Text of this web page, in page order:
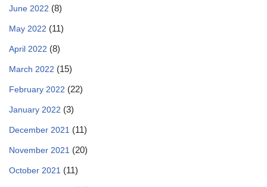
June 2022 (8)
May 2022 (11)
April 2022 (8)
March 2022 (15)
February 2022 (22)
January 2022 (3)
December 2021 (11)
November 2021 (20)
October 2021 (11)